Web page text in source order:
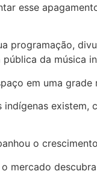
esse
programação,
da música
em uma grade
o
mercado